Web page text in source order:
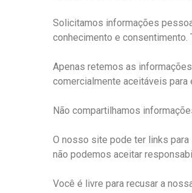
Solicitamos informações
conhecimento e
Apenas retemos as
comercialmente aceitáveis ​​para
Não compartilhamos
O nosso site pode ter links
não podemos aceitar
Você é livre para recusar a